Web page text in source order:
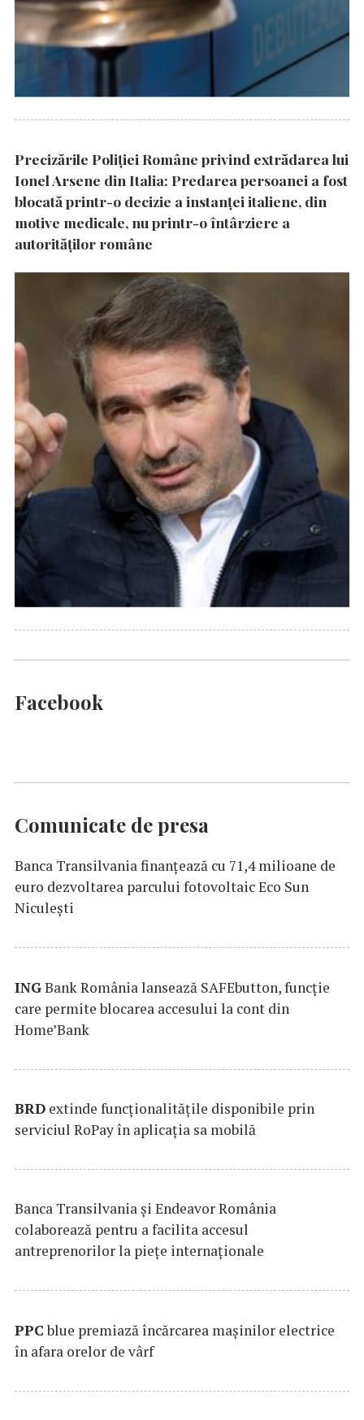
Precizările Poliţiei Române privind extrădarea lui
Ionel Arsene din Italia: Predarea persoanei a fost
blocată printr-o decizie a instanţei italiene, din
motive medicale, nu printr-o întârziere a
autorităţilor române
Facebook
Comunicate de presa
Banca Transilvania finanțează cu 71,4 milioane de
euro dezvoltarea parcului fotovoltaic Eco Sun
Niculești
INGBank România lansează SAFEbutton, funcţie
care permite blocarea accesului la cont din
Home’Bank
BRD extinde funcţionalităţile disponibile prin
serviciul RoPay în aplicaţia sa mobilă
Banca Transilvania şi Endeavor România
colaborează pentru a facilita accesul
antreprenorilor la pieţe internaţionale
PPCblue premiază încărcarea maşinilor electrice
în afara orelor de vârf